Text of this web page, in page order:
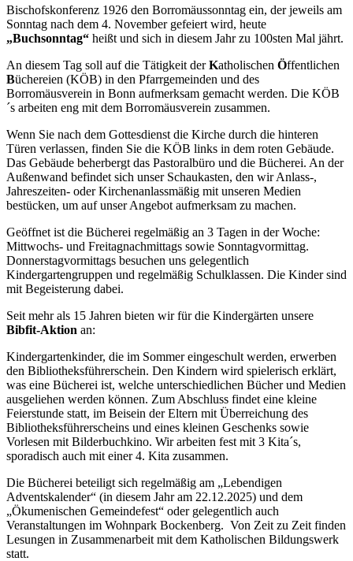
Bischofskonferenz 1926 den Borromäussonntag ein, der jeweils am
Sonntag nach dem 4. November gefeiert wird, heute
„Buchsonntag“ heißt und sich in diesem Jahr zu 100sten Mal jährt.
An diesem Tag soll auf die Tätigkeit derKatholischen Öffentlichen
Büchereien (KÖB) in den Pfarrgemeinden und des
Borromäusverein in Bonn aufmerksam gemacht werden. Die KÖB
´s arbeiten eng mit dem Borromäusverein zusammen.
Wenn Sie nach dem Gottesdienst die Kirche durch die hinteren
Türen verlassen, finden Sie die KÖB links in dem roten Gebäude.
Das Gebäude beherbergt das Pastoralbüro und die Bücherei. An der
Außenwand befindet sich unser Schaukasten, den wir Anlass-,
Jahreszeiten- oder Kirchenanlassmäßig mit unseren Medien
bestücken, um auf unser Angebot aufmerksam zu machen.
Geöffnet ist die Bücherei regelmäßig an 3 Tagen in der Woche:
Mittwochs- und Freitagnachmittags sowie Sonntagvormittag.
Donnerstagvormittags besuchen uns gelegentlich
Kindergartengruppen und regelmäßig Schulklassen. Die Kinder sind
mit Begeisterung dabei.
Seit mehr als 15 Jahren bieten wir für die Kindergärten unsere
Bibfit-Aktion an:
Kindergartenkinder, die im Sommer eingeschult werden, erwerben
den Bibliotheksführerschein. Den Kindern wird spielerisch erklärt,
was eine Bücherei ist, welche unterschiedlichen Bücher und Medien
ausgeliehen werden können. Zum Abschluss findet eine kleine
Feierstunde statt, im Beisein der Eltern mit Überreichung des
Bibliotheksführerscheins und eines kleinen Geschenks sowie
Vorlesen mit Bilderbuchkino. Wir arbeiten fest mit 3 Kita´s,
sporadisch auch mit einer 4. Kita zusammen.
Die Bücherei beteiligt sich regelmäßig am „Lebendigen
Adventskalender“ (in diesem Jahr am 22.12.2025) und dem
„Ökumenischen Gemeindefest“ oder gelegentlich auch
Veranstaltungen im Wohnpark Bockenberg. Von Zeit zu Zeit finden
Lesungen in Zusammenarbeit mit dem Katholischen Bildungswerk
statt.